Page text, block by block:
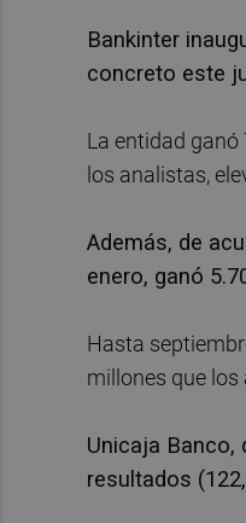
Bankinter
concreto este
La entidad ganó
los analistas,
Además, de
enero, ganó
Hasta
millones que
Unicaja Banco,
resultados